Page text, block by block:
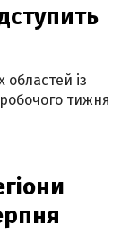
із
тижня